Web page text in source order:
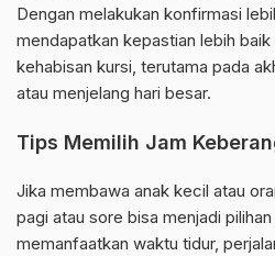
Dengan melakukan konfirmasi
mendapatkan kepastian lebih
kehabisan kursi, terutama pada
atau menjelang hari besar.
Tips Memilih Jam
Jika membawa anak kecil atau
pagi atau sore bisa menjadi
memanfaatkan waktu tidur,